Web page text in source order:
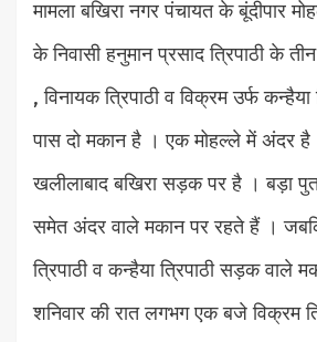
मामला बखिरा नगर पंचायत के बूंदीपार
के निवासी हनुमान प्रसाद त्रिपाठी के
, विनायक त्रिपाठी व विक्रम उर्फ
पास दो मकान है । एक मोहल्ले में अंदर
खलीलाबाद बखिरा सड़क पर है । बड़ा
समेत अंदर वाले मकान पर रहते हैं ।
त्रिपाठी व कन्हैया त्रिपाठी सड़क वाले
शनिवार की रात लगभग एक बजे विक्रम